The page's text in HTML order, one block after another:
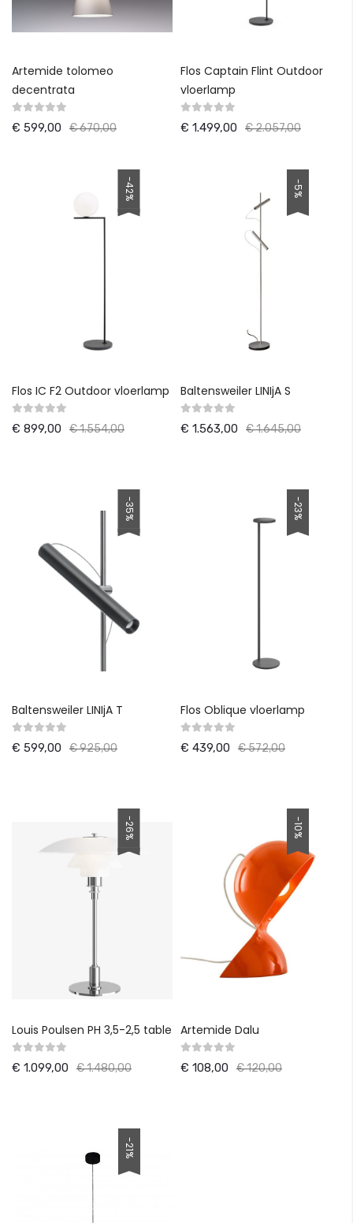
Artemide tolomeo
decentrata
€ 599,00 € 670,00
Flos Captain Flint Outdoor
vloerlamp
€ 1.499,00 € 2.057,00
-42%
Flos IC F2 Outdoor vloerlamp
€ 899,00 € 1.554,00
-5%
Baltensweiler LINIjA S
€ 1.563,00 € 1.645,00
-35%
Baltensweiler LINIjA T
€ 599,00 € 925,00
-23%
Flos Oblique vloerlamp
€ 439,00 € 572,00
-26%
Louis Poulsen PH 3,5-2,5 table
€ 1.099,00 € 1.480,00
-10%
Artemide Dalu
€ 108,00 € 120,00
-21%